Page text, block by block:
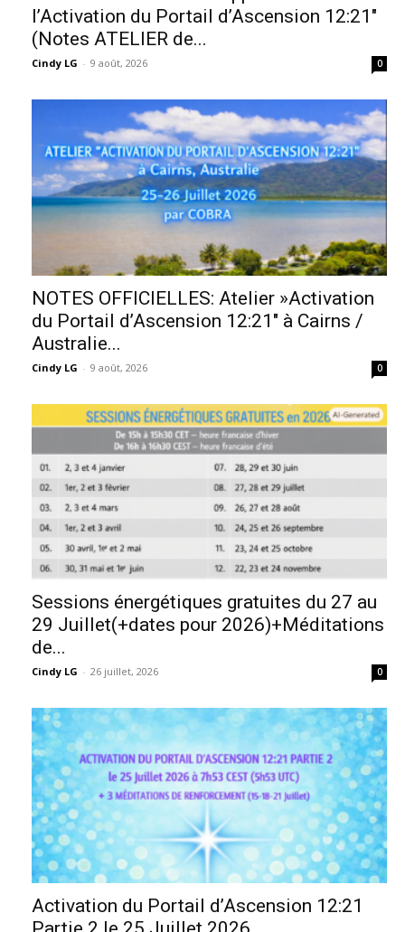
l’Activation du Portail d’Ascension 12:21″
(Notes ATELIER de...
Cindy LG - 9 août, 2026 0
NOTES OFFICIELLES: Atelier »Activation
du Portail d’Ascension 12:21″ à Cairns /
Australie...
Cindy LG - 9 août, 2026 0
Sessions énergétiques gratuites du 27 au
29 Juillet(+dates pour 2026)+Méditations
de...
Cindy LG - 26 juillet, 2026 0
Activation du Portail d’Ascension 12:21